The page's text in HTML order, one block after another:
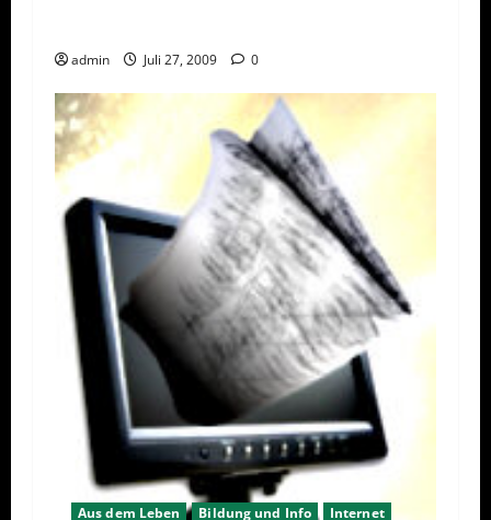
admin Juli 27, 2009 0
Aus dem Leben Bildung und Info Internet